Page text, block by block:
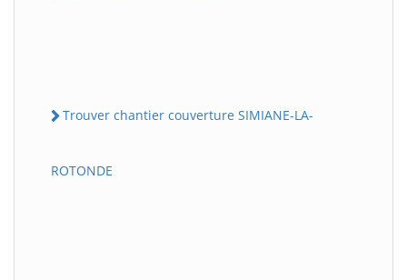
Trouver chantier couverture SIMIANE-LA-
ROTONDE